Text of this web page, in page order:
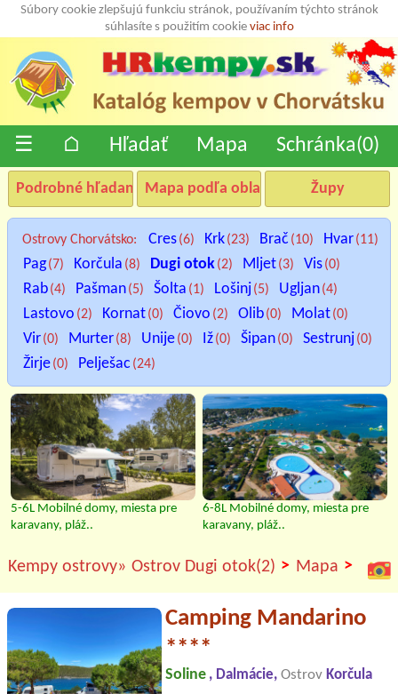
Súbory cookie zlepšujú funkciu stránok, používaním týchto stránok
súhlasíte s použitím cookie viac info
☰ ⌂ Hľadať Mapa Schránka(0)
Podrobné hľadanie Mapa podľa oblastí Župy
Ostrovy Chorvátsko: Cres(6) Krk(23) Brač (10) Hvar(11)
Pag(7) Korčula (8) Dugi otok(2) Mljet(3) Vis(0)
Rab(4) Pašman(5) Šolta (1) Lošinj(5) Ugljan(4)
Lastovo (2) Kornat(0) Čiovo (2) Olib(0) Molat(0)
Vir(0) Murter(8) Unije(0) Iž(0) Šipan(0) Sestrunj(0)
Žirje(0) Pelješac (24)
5-6L Mobilné domy, miesta pre
karavany, pláž..
6-8L Mobilné domy, miesta pre
karavany, pláž..
Kempy ostrovy» Ostrov Dugi otok(2) > Mapa >
Camping Mandarino
****
Soline , Dalmácie, Ostrov Korčula